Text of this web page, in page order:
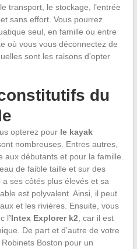
transport, le stockage, l’entrée
sans effort. Vous pourrez
seul, en famille ou entre
où vous vous déconnectez de
sont les raisons d’opter
du
opterez pour le kayak
nombreuses. Entres autres,
aux débutants et pour la famille.
de faible taille et sur des
ses côtés plus élevés et sa
est polyvalent. Ainsi, il peut
et les rivières. Ensuite, vous
l’Intex Explorer k2 , car il est
De part et d’autre de votre
Boston pour un